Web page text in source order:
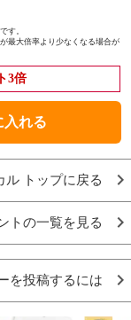
す。
最大倍率より少なくなる場合が
3倍
入れる
ル トップに戻る
トの一覧を見る
を投稿するには